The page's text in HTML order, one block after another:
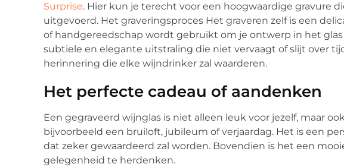
Surprise. Hier kun je terecht voor een hoogwaardige gravure
uitgevoerd. Het graveringsproces Het graveren zelf is een
of handgereedschap wordt gebruikt om je ontwerp in het
subtiele en elegante uitstraling die niet vervaagt of slijt over
herinnering die elke wijndrinker zal waarderen.
Het perfecte cadeau of aandenken
Een gegraveerd wijnglas is niet alleen leuk voor jezelf, maar
bijvoorbeeld een bruiloft, jubileum of verjaardag. Het is een
dat zeker gewaardeerd zal worden. Bovendien is het een
gelegenheid te herdenken.